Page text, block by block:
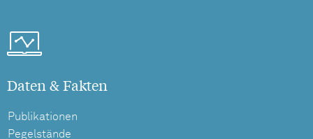
Daten & Fakten
Publikationen
Pegelstände